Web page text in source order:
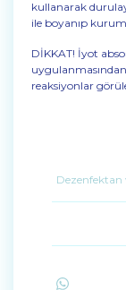
kullanarak
ile boyanıp
DİKKAT! İyot
uygulanmasından
reaksiyonlar
Dezenfektan